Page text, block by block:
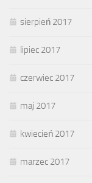
sierpień 2017
lipiec 2017
czerwiec 2017
maj 2017
kwiecień 2017
marzec 2017